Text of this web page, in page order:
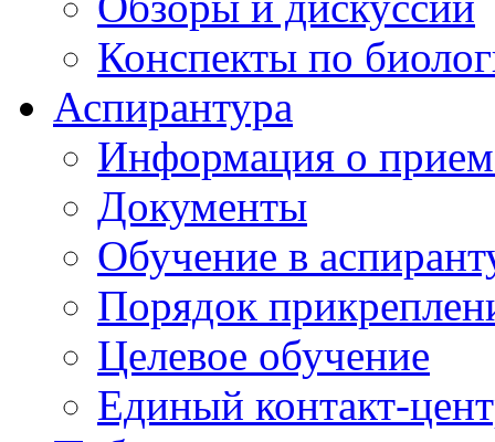
Конспекты по
Аспирантура
Информация о
Документы
Обучение в
Порядок
Целевое обучение
Единый контакт-